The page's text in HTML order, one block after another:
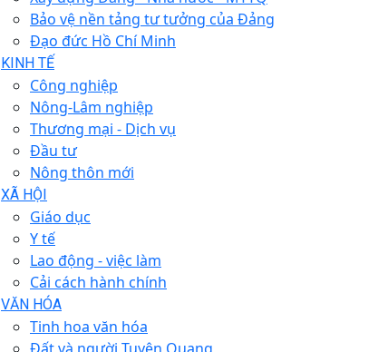
Bảo vệ nền tảng tư tưởng của Đảng
Đạo đức Hồ Chí Minh
KINH TẾ
Công nghiệp
Nông-Lâm nghiệp
Thương mại - Dịch vụ
Đầu tư
Nông thôn mới
XÃ HỘI
Giáo dục
Y tế
Lao động - việc làm
Cải cách hành chính
VĂN HÓA
Tinh hoa văn hóa